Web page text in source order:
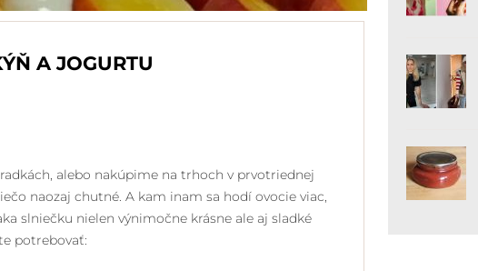
A JOGURTU
alebo nakúpime na trhoch v prvotriednej
naozaj chutné. A kam inam sa hodí ovocie viac,
slniečku nielen výnimočne krásne ale aj sladké
potrebovať: